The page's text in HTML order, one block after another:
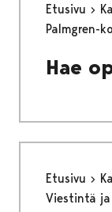
Etusivu
Palmgren-
Hae
Etusivu
Viestintä